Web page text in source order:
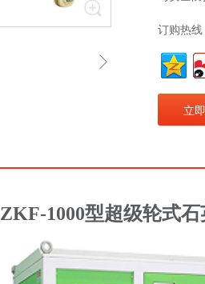
订购热线
立
ZKF-1000型超级轮式石